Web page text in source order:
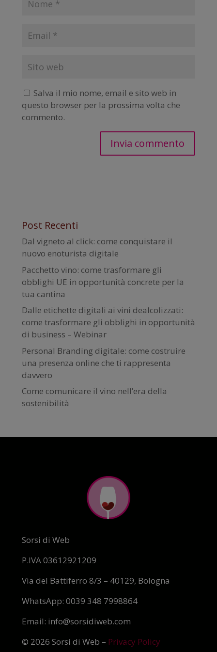
Salva il mio nome, email e sito web in
questo browser per la prossima volta che
commento.
Post Recenti
Dal vigneto al click: come conquistare il
nuovo enoturista digitale
Pacchetto vino: come trasformare gli
obblighi UE in opportunità concrete per la
tua cantina
Dalle etichette digitali ai vini dealcolizzati:
come trasformare gli obblighi in opportunità
di business – Webinar
Personal Branding digitale: come costruire
una presenza online che ti rappresenta
davvero
Come comunicare il vino nell’era della
sostenibilità
Sorsi di Web
P.IVA 03612921209
Via del Battiferro 8/3 – 40129, Bologna
WhatsApp: 0039 348 7998864
Email: info@sorsidiweb.com
© 2026 Sorsi di Web – Privacy Policy